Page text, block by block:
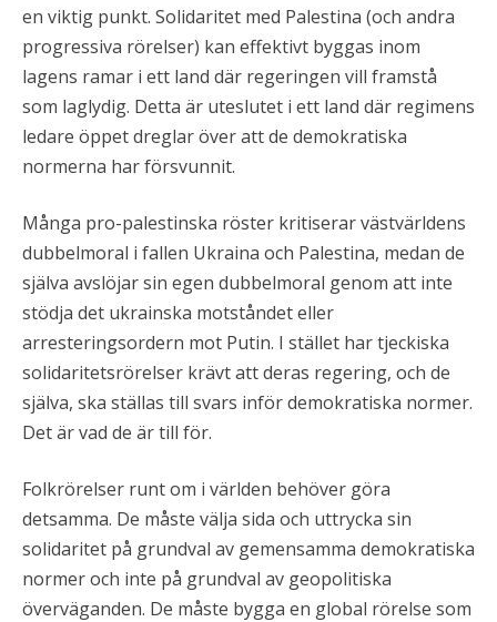
en viktig punkt. Solidaritet med Palestina (och andra
progressiva rörelser) kan effektivt byggas inom
lagens ramar i ett land där regeringen vill framstå
som laglydig. Detta är uteslutet i ett land där regimens
ledare öppet dreglar över att de demokratiska
normerna har försvunnit.
Många pro-palestinska röster kritiserar västvärldens
dubbelmoral i fallen Ukraina och Palestina, medan de
själva avslöjar sin egen dubbelmoral genom att inte
stödja det ukrainska motståndet eller
arresteringsordern mot Putin. I stället har tjeckiska
solidaritetsrörelser krävt att deras regering, och de
själva, ska ställas till svars inför demokratiska normer.
Det är vad de är till för.
Folkrörelser runt om i världen behöver göra
detsamma. De måste välja sida och uttrycka sin
solidaritet på grundval av gemensamma demokratiska
normer och inte på grundval av geopolitiska
överväganden. De måste bygga en global rörelse som